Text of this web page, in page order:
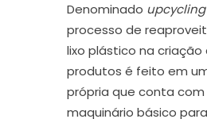
Denominado upcycling
processo de
lixo plástico na criação
produtos é feito em
própria que conta com
maquinário básico